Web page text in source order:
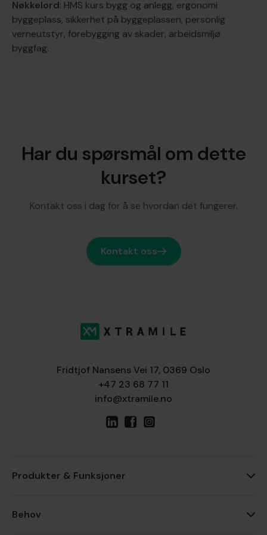
Nøkkelord: HMS kurs bygg og anlegg, ergonomi
byggeplass, sikkerhet på byggeplassen, personlig
verneutstyr, forebygging av skader, arbeidsmiljø
byggfag.
Har du spørsmål om dette
kurset?
Kontakt oss i dag for å se hvordan det fungerer.
Kontakt oss
Fridtjof Nansens Vei 17, 0369 Oslo
+47 23 68 77 11
info@xtramile.no
Produkter & Funksjoner
Behov